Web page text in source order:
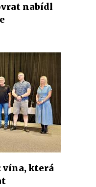
nabídl
vína, která